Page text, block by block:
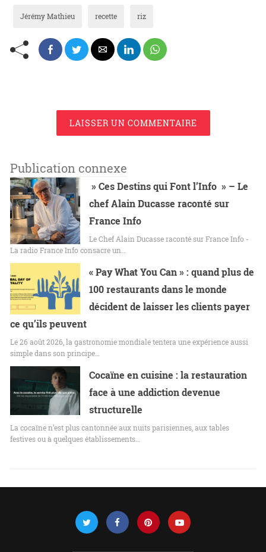
Jérémy Mathieu recette riz
LAISSER UN COMMENTAIRE
Publication connexe
» Ces Destins qui Font l’Info » – Le
chef Alain Ducasse raconté sur
France Info
Le Chef Alain Ducasse raconté sur France Info -
La radio France Info consacre un…
« Pay What You Can » : quand plus de
100 restaurants dans le monde
décident de laisser les clients payer
ce qu’ils peuvent
Le 26 août 2026, la gastronomie mondiale tentera une expérience aussi
simple dans son principe…
Cocaïne en cuisine : la restauration
face à une addiction devenue
structurelle
La cocaïne n’est plus cantonnée aux nuits parisiennes, aux tables
festives ou à quelques établissements…